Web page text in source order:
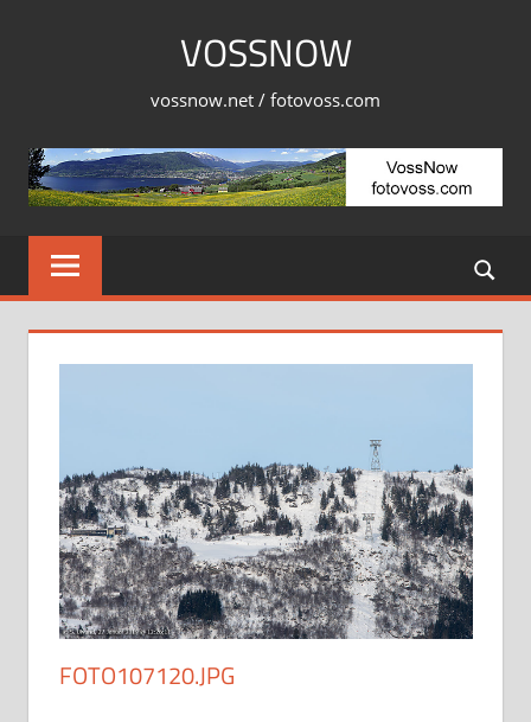
VOSSNOW
vossnow.net / fotovoss.com
FOTO107120.JPG